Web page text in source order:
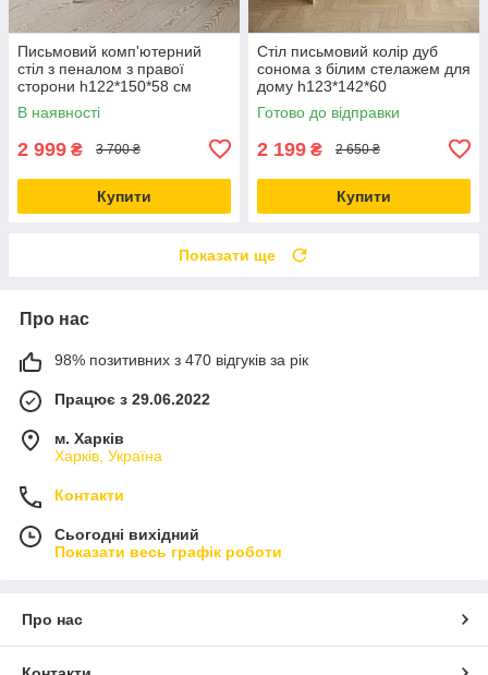
Письмовий комп'ютерний
стіл з пеналом з правої
сторони h122*150*58 см
В наявності
2 999 ₴ 3 700 ₴
Купити
Стіл письмовий колір дуб
сонома з білим стелажем для
дому h123*142*60
Готово до відправки
2 199 ₴ 2 650 ₴
Купити
Показати ще
Про нас
98% позитивних з 470 відгуків за рік
Працює з 29.06.2022
м. Харків
Харків, Україна
Контакти
Сьогодні вихідний
Показати весь графік роботи
Про нас